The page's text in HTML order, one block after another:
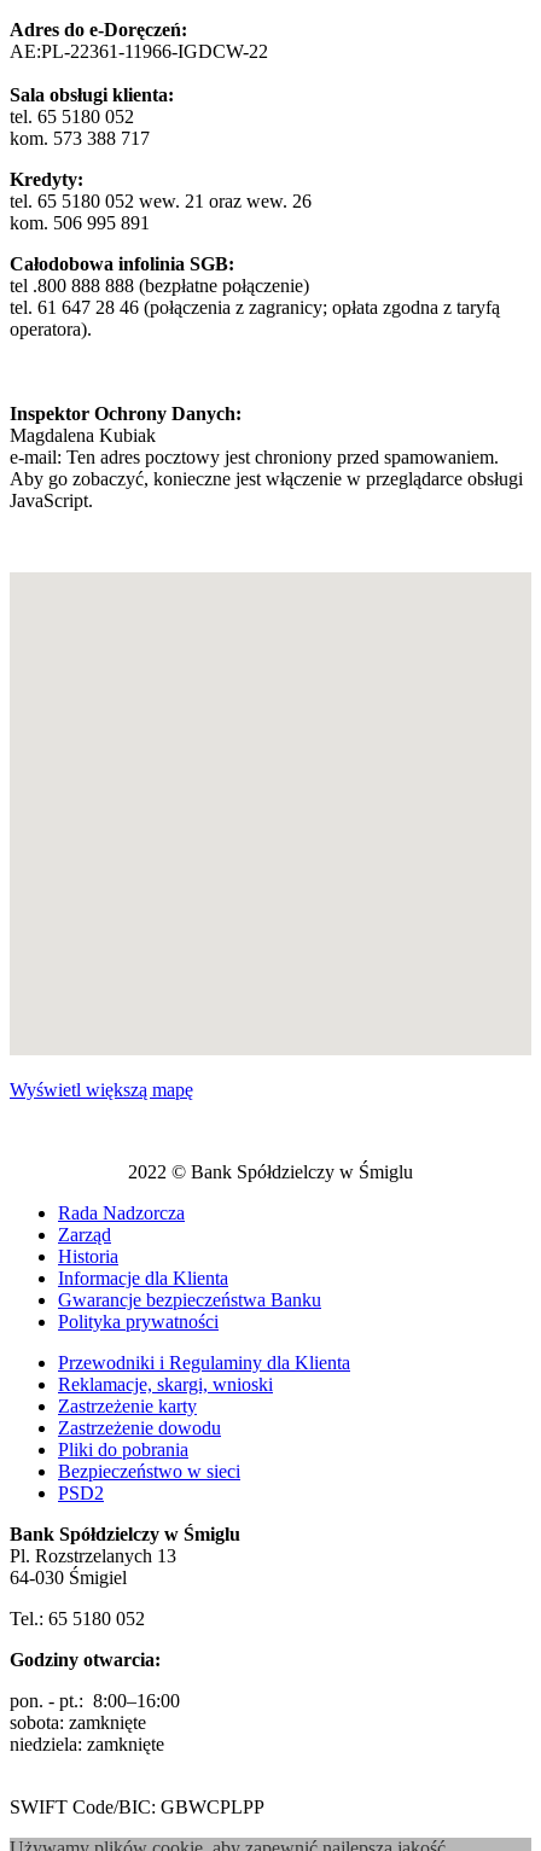
Adres do e-Doręczeń:
AE:PL-22361-11966-IGDCW-22
Sala obsługi klienta:
tel. 65 5180 052
kom. 573 388 717
Kredyty:
tel. 65 5180 052 wew. 21 oraz wew. 26
kom. 506 995 891
Całodobowa infolinia SGB:
tel .800 888 888 (bezpłatne połączenie)
tel. 61 647 28 46 (połączenia z zagranicy; opłata zgodna z taryfą
operatora).
Inspektor Ochrony Danych:
Magdalena Kubiak
e-mail: Ten adres pocztowy jest chroniony przed spamowaniem.
Aby go zobaczyć, konieczne jest włączenie w przeglądarce obsługi
JavaScript.
Wyświetl większą mapę
2022 © Bank Spółdzielczy w Śmiglu
Rada Nadzorcza
Zarząd
Historia
Informacje dla Klienta
Gwarancje bezpieczeństwa Banku
Polityka prywatności
Przewodniki i Regulaminy dla Klienta
Reklamacje, skargi, wnioski
Zastrzeżenie karty
Zastrzeżenie dowodu
Pliki do pobrania
Bezpieczeństwo w sieci
PSD2
Bank Spółdzielczy w Śmiglu
Pl. Rozstrzelanych 13
64-030 Śmigiel
Tel.: 65 5180 052
Godziny otwarcia:
pon. - pt.: 8:00–16:00
sobota: zamknięte
niedziela: zamknięte
SWIFT Code/BIC: GBWCPLPP